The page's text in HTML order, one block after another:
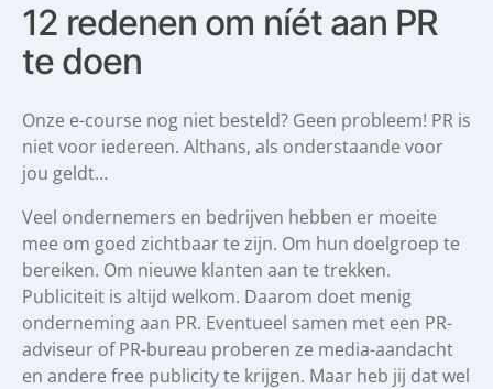
12 redenen om níét aan PR
te doen
Onze e-course nog niet besteld? Geen probleem! PR is
niet voor iedereen. Althans, als onderstaande voor
jou geldt…
Veel ondernemers en bedrijven hebben er moeite
mee om goed zichtbaar te zijn. Om hun doelgroep te
bereiken. Om nieuwe klanten aan te trekken.
Publiciteit is altijd welkom. Daarom doet menig
onderneming aan PR. Eventueel samen met een PR-
adviseur of PR-bureau proberen ze media-aandacht
en andere free publicity te krijgen. Maar heb jij dat wel